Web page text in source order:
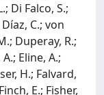
Di Falco, S.;
C.; von
Duperay, R.;
Eline, A.;
H.; Falvard,
E.; Fisher,